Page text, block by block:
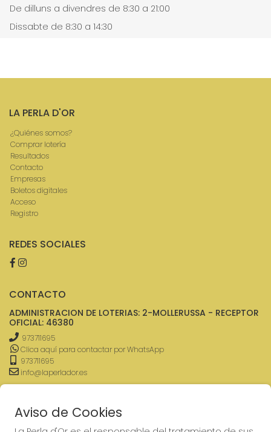
De dilluns a divendres de 8:30 a 21:00
Dissabte de 8:30 a 14:30
LA PERLA D'OR
¿Quiénes somos?
Comprar lotería
Resultados
Contacto
Empresas
Boletos digitales
Acceso
Registro
REDES SOCIALES
CONTACTO
ADMINISTRACION DE LOTERIAS: 2-MOLLERUSSA - RECEPTOR
OFICIAL: 46380
973711695
Clica aquí para contactar por WhatsApp
973711695
info@laperlador.es
(Lleida) España
Aviso de Cookies